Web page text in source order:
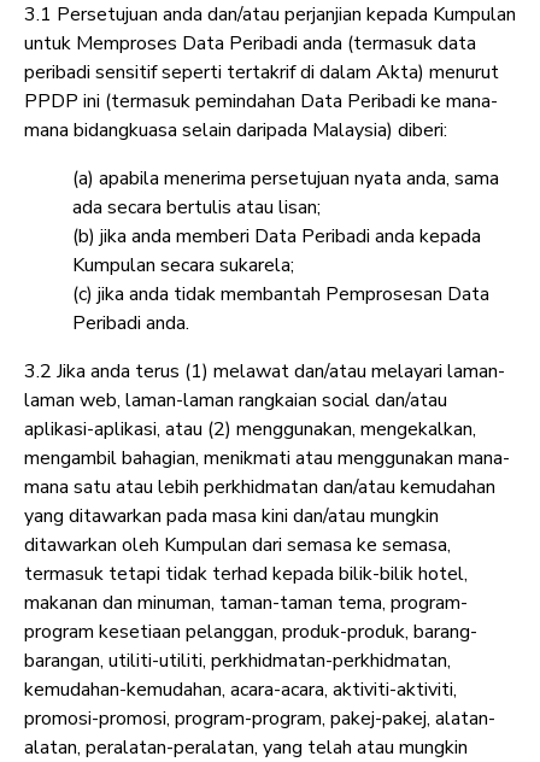
3.1 Persetujuan anda dan/atau perjanjian kepada Kumpulan
untuk Memproses Data Peribadi anda (termasuk data
peribadi sensitif seperti tertakrif di dalam Akta) menurut
PPDP ini (termasuk pemindahan Data Peribadi ke mana-
mana bidangkuasa selain daripada Malaysia) diberi:
(a) apabila menerima persetujuan nyata anda, sama
ada secara bertulis atau lisan;
(b) jika anda memberi Data Peribadi anda kepada
Kumpulan secara sukarela;
(c) jika anda tidak membantah Pemprosesan Data
Peribadi anda.
3.2 Jika anda terus (1) melawat dan/atau melayari laman-
laman web, laman-laman rangkaian social dan/atau
aplikasi-aplikasi, atau (2) menggunakan, mengekalkan,
mengambil bahagian, menikmati atau menggunakan mana-
mana satu atau lebih perkhidmatan dan/atau kemudahan
yang ditawarkan pada masa kini dan/atau mungkin
ditawarkan oleh Kumpulan dari semasa ke semasa,
termasuk tetapi tidak terhad kepada bilik-bilik hotel,
makanan dan minuman, taman-taman tema, program-
program kesetiaan pelanggan, produk-produk, barang-
barangan, utiliti-utiliti, perkhidmatan-perkhidmatan,
kemudahan-kemudahan, acara-acara, aktiviti-aktiviti,
promosi-promosi, program-program, pakej-pakej, alatan-
alatan, peralatan-peralatan, yang telah atau mungkin